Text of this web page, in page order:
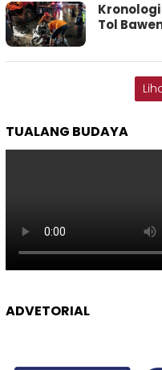
Tol
TUALANG BUDAYA
ADVETORIAL